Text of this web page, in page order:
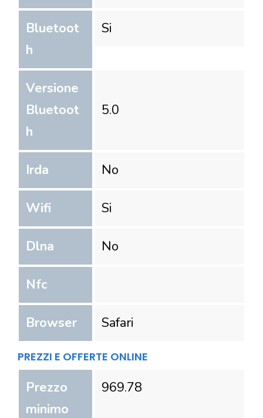
Bluetoot
h
Si
Versione
Bluetoot
h
5.0
Irda No
Wifi Si
Dlna No
Nfc
Browser Safari
PREZZI E OFFERTE ONLINE
Prezzo
minimo
969.78